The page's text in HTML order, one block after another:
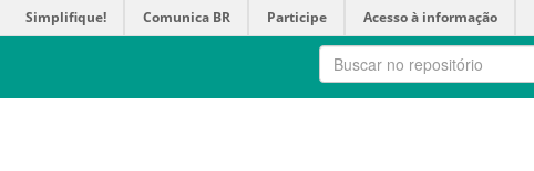
Simplifique! Comunica BR Participe Acesso à informação